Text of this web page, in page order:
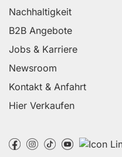
Nachhaltigkeit
B2B Angebote
Jobs & Karriere
Newsroom
Kontakt & Anfahrt
Hier Verkaufen